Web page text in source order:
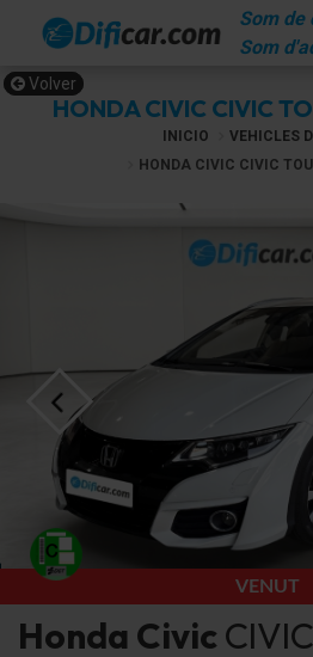
Som de
Som
HONDA CIVIC CIVIC
Volver
INICIO
VEHICLES
HONDA CIVIC CIVIC
VENUT
Honda Civic